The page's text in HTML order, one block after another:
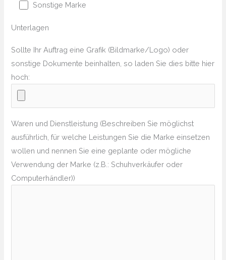
Sonstige Marke
Unterlagen
Sollte Ihr Auftrag eine Grafik (Bildmarke/Logo) oder
sonstige Dokumente beinhalten, so laden Sie dies bitte hier
hoch:
Waren und Dienstleistung (Beschreiben Sie möglichst
ausführlich, für welche Leistungen Sie die Marke einsetzen
wollen und nennen Sie eine geplante oder mögliche
Verwendung der Marke (z.B.: Schuhverkäufer oder
Computerhändler))